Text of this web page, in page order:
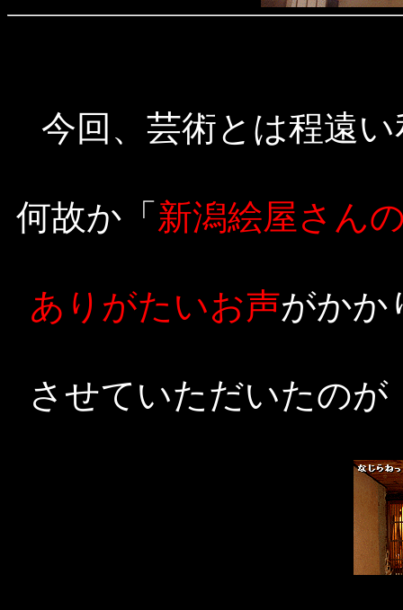
今回、芸術とは程遠い
何故か「 新潟絵屋さん
ありがたいお声がかか
させていただいたのが